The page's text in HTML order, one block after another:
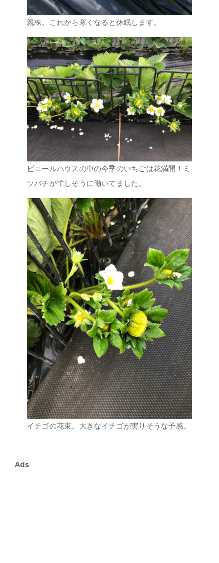
親株。これから寒くなると休眠します。
ビニールハウスの中の今季のいちごは花満開！ミ
ツバチが忙しそうに働いてました。
イチゴの花束。大きなイチゴが実りそうな予感。
Ads